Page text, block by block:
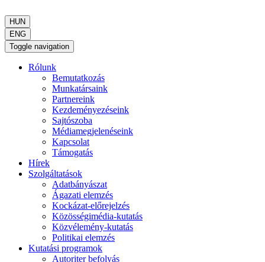
HUN
ENG
Toggle navigation
Rólunk
Bemutatkozás
Munkatársaink
Partnereink
Kezdeményezéseink
Sajtószoba
Médiamegjelenéseink
Kapcsolat
Támogatás
Hírek
Szolgáltatások
Adatbányászat
Ágazati elemzés
Kockázat-előrejelzés
Közösségimédia-kutatás
Közvélemény-kutatás
Politikai elemzés
Kutatási programok
Autoriter befolyás